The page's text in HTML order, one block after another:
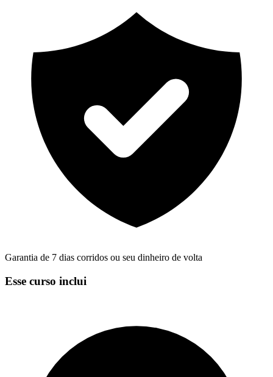
Garantia de 7 dias corridos ou seu dinheiro de volta
Esse curso inclui